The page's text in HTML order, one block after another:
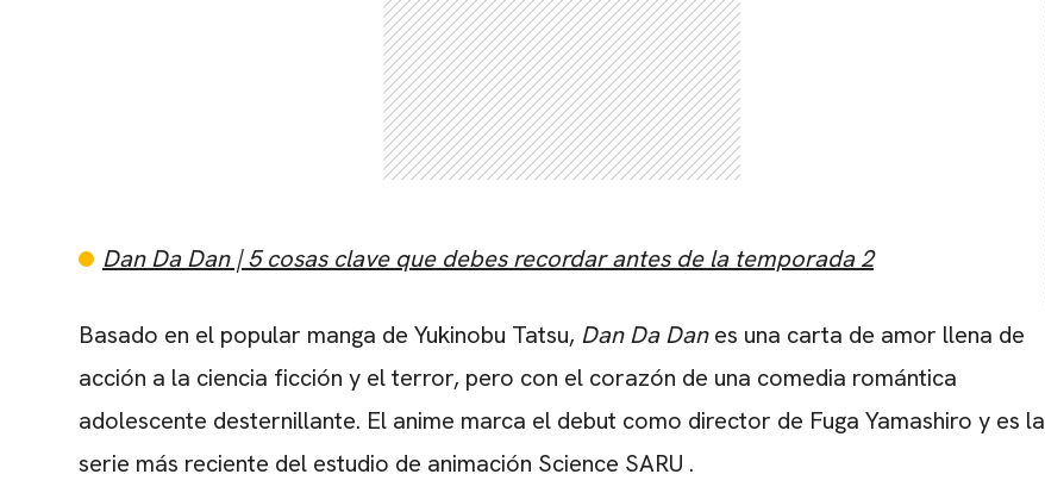
Dan Da Dan | 5 cosas clave que debes recordar antes de la temporada 2
Basado en el popular manga de Yukinobu Tatsu, Dan Da Danes una carta de amor llena de
acción a la ciencia ficción y el terror, pero con el corazón de una comedia romántica
adolescente desternillante. El anime marca el debut como director de Fuga Yamashiro y es la
serie más reciente del estudio de animación Science SARU .